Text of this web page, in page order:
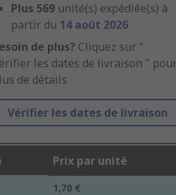
Plus 569 unité(s) expédiée(s) à
partir du 14 août 2026
de plus? Cliquez sur "
les dates de livraison "
de détails
Vérifier les dates de livraison
Prix par unité
1,70 €